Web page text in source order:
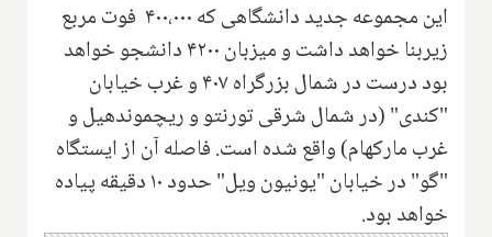
این مجموعه جدید دانشگاهی که ۴۰۰،۰۰۰ فوت مربع
زیربنا خواهد داشت و میزبان ۴۲۰۰ دانشجو خواهد
بود درست در شمال بزرگراه ۴۰۷ و غرب خیابان
"کندی" (در شمال شرقی تورنتو و ریچموندهیل و
غرب مارکهام) واقع شده است. فاصله آن از ایستگاه
"گو" در خیابان "یونیون ویل" حدود ۱۰ دقیقه پیاده
خواهد بود.